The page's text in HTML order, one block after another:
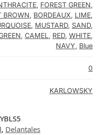
, FOREST GREEN,
BROWN, BORDEAUX, LIME,
, MUSTARD, SAND,
, CAMEL, RED, WHITE,
NAVY, Blue
0
KARLOWSKY
, Delantales